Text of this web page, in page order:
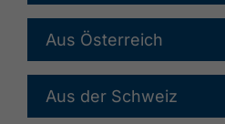
Aus Österreich
Aus der Schweiz